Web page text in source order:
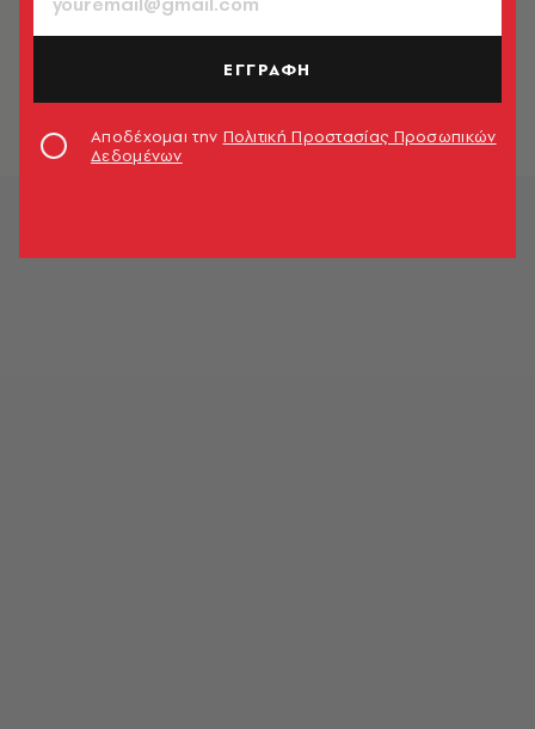
Φυλακίστηκαν Αγγλίδες που
θανάτου
ΕΓΓΡΑΦΗ
Αποδέχομαι την Πολιτική Προστασίας Προσωπικών
Δεδομένων